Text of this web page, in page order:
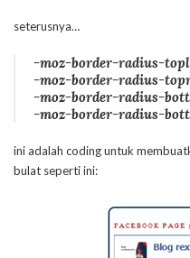
seterusnya…
-moz-border-radius-
-moz-border-radius-
-moz-border-radius-
-moz-border-radius-
ini adalah coding untuk
bulat seperti ini: